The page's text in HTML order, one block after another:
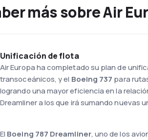
más sobre Air
Unificación de flota
Air Europa ha completado su plan de
transoceánicos, y el Boeing 737 para
logrando una mayor eficiencia en la
Dreamliner a los que irá sumando nuevas
El Boeing 787 Dreamliner, uno de los